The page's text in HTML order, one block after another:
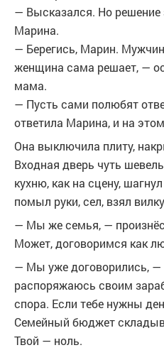
— Высказался. Но решение
Марина.
— Берегись, Марин.
женщина сама решает, —
мама.
— Пусть сами полюбят
ответила Марина, и на
Она выключила плиту,
Входная дверь чуть
кухню, как на сцену,
помыл руки, сел, взял
— Мы же семья, —
Может, договоримся как
— Мы уже договорились, —
распоряжаюсь своим
спора. Если тебе нужны
Семейный бюджет
Твой — ноль.